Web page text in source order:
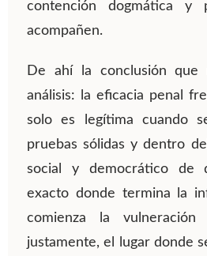
contención dogmática y
acompañen.
De ahí la conclusión
análisis: la eficacia penal
solo es legítima cuando
pruebas sólidas y dentro
social y democrático de
exacto donde termina la
comienza la
justamente, el lugar donde